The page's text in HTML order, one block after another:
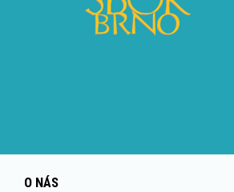
O NÁS